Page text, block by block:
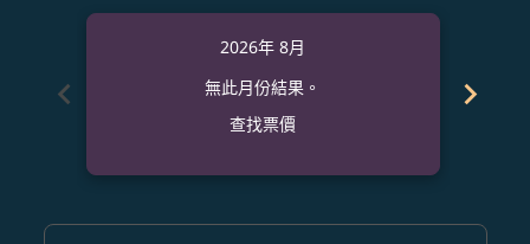
chevron_left
2026年 8月
無此月份結果。
查找票價
chevron_right